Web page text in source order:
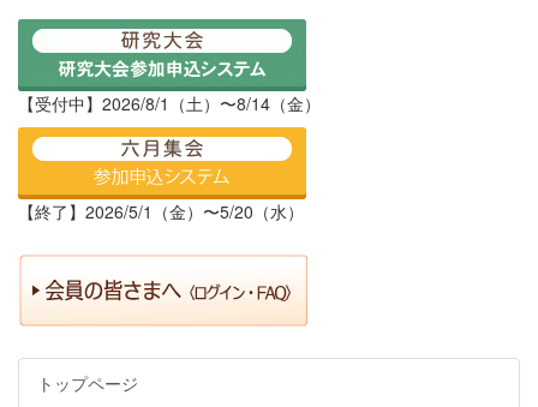
【受付中】2026/8/1（土）〜8/14（金）
【終了】2026/5/1（金）〜5/20（水）
トップページ